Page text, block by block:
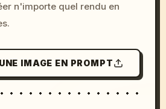
n'importe quel rendu en
IMAGE EN PROMPT